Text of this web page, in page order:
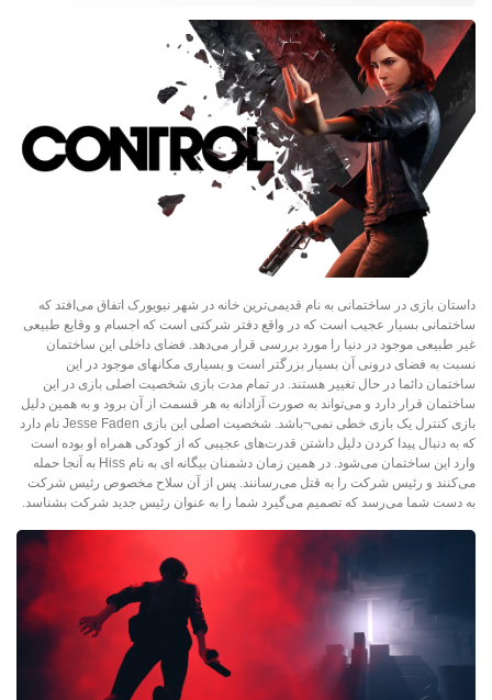
داستان بازی در ساختمانی به نام قدیمی‌‌ترین خانه در شهر نیویورک اتفاق می‌‌افتد که
ساختمانی بسیار عجیب است که در واقع دفتر شرکتی است که اجسام و وقایع طبیعی
غیر طبیعی موجود در دنیا را مورد بررسی قرار می‌دهد. فضای داخلی این ساختمان
نسبت به فضای درونی آن بسیار بزرگتر است و بسیاری مکانهای موجود در این
ساختمان دائما در حال تغییر هستند. در تمام مدت بازی شخصیت اصلی بازی در این
ساختمان قرار دارد و می‌تواند به صورت آزادانه به هر قسمت از آن برود و به همین دلیل
بازی کنترل یک بازی خطی نمی¬باشد. شخصیت اصلی این بازی Jesse Faden نام دارد
که به دنبال پیدا کردن دلیل داشتن قدرت‌های عجیبی که از کودکی همراه او بوده است
وارد این ساختمان می‌شود. در همین زمان دشمنان بیگانه ای به نام Hiss به آنجا حمله
می‌کنند و رئیس شرکت را به قتل می‌رسانند. پس از آن سلاح مخصوص رئیس شرکت
به دست شما می‌رسد که تصمیم می‌گیرد شما را به عنوان رئیس جدید شرکت بشناسد.